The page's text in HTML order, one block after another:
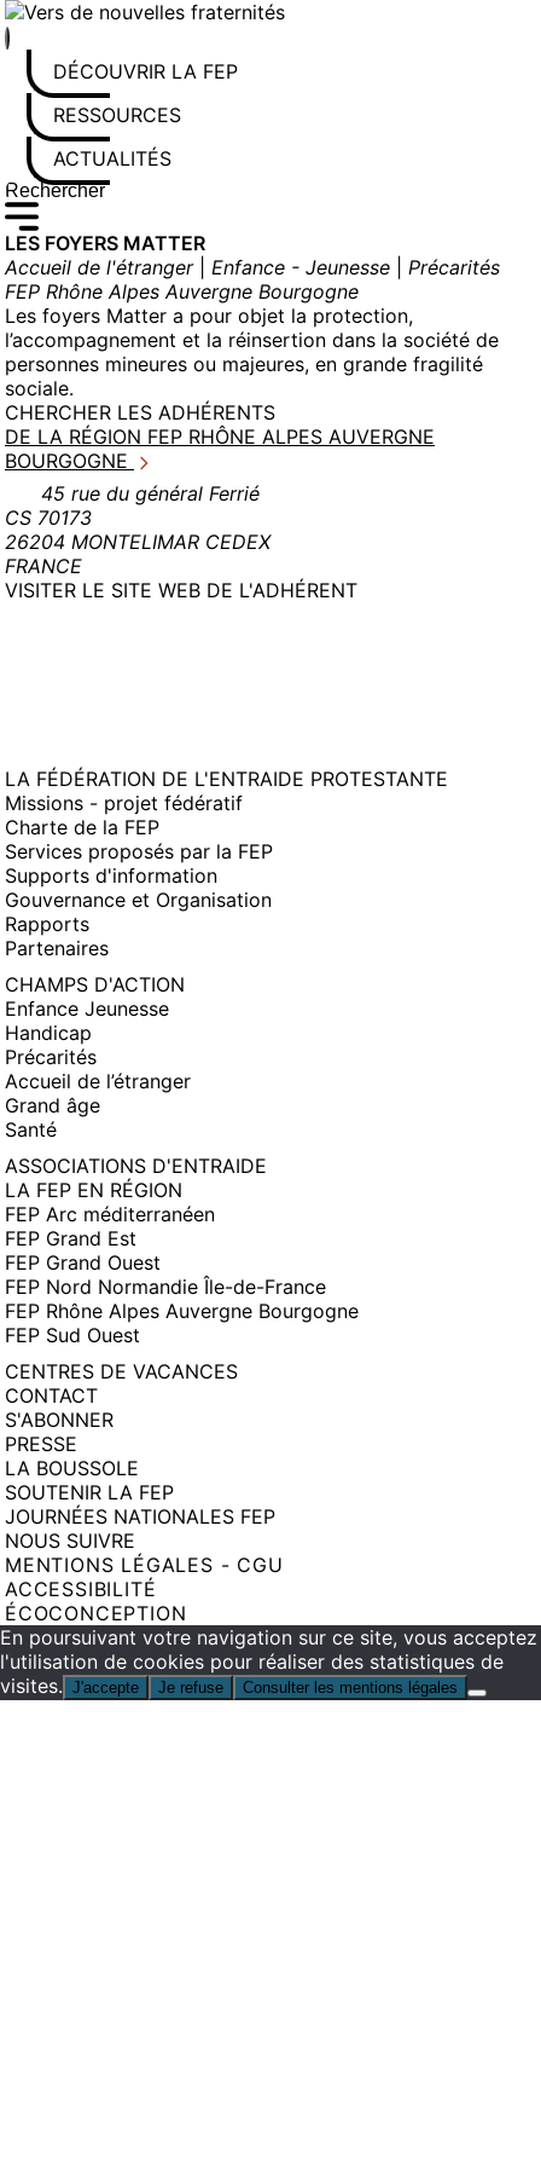
Aller
au
contenuDÉCOUVRIR LA FEP
RESSOURCES
ACTUALITÉS
Rechercher sur le site
Saisissez au moins 3 caractères pour lancer la recherche
LES FOYERS MATTER
Accueil de l'étranger| Enfance - Jeunesse
Précarités
FEP Rhône Alpes Auvergne Bourgogne
Les foyers Matter a pour objet la protection,
l’accompagnement et la réinsertion dans la société de
personnes mineures ou majeures, en grande fragilité
sociale.
CHERCHER LES ADHÉRENTS
DE LA RÉGION FEP RHÔNE ALPES AUVERGNE
BOURGOGNE
45 rue du général Ferrié
CS 70173
26204 MONTELIMAR CEDEX
FRANCE
VISITER LE SITE WEB DE L'ADHÉRENT(NOUVELLE
LA FÉDÉRATION DE L'ENTRAIDE PROTESTANTE
Missions - projet fédératif
Charte de la FEP
Services proposés par la FEP
Supports d'information
Gouvernance et Organisation
Rapports
Partenaires
CHAMPS D'ACTION
Enfance Jeunesse
Handicap
Précarités
Accueil de l’étranger
Grand âge
Santé
ASSOCIATIONS D'ENTRAIDE
LA FEP EN RÉGION
FEP Arc méditerranéen
FEP Grand Est
FEP Grand Ouest
FEP Nord Normandie Île-de-France
FEP Rhône Alpes Auvergne Bourgogne
FEP Sud Ouest
CENTRES DE VACANCES
CONTACT
S'ABONNER
PRESSE
LA BOUSSOLE
SOUTENIR LA FEP
JOURNÉES NATIONALES FEP
NOUS SUIVRE
MENTIONS LÉGALES - CGU
ACCESSIBILITÉ
ÉCOCONCEPTION
En poursuivant votre navigation sur ce site, vous acceptez
l'utilisation de cookies pour réaliser des statistiques de
visites. J'accepte Je refuse Consulter les mentions légales